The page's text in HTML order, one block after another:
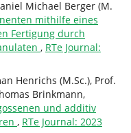
Michael Berger (M.
mithilfe eines
Fertigung durch
, RTe Journal:
Henrichs (M.Sc.), Prof.
Brinkmann,
und additiv
, RTe Journal: 2023